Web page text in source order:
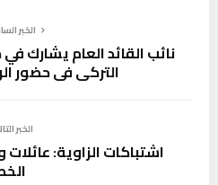
الخبر
نائب القائد العام يشارك
التركي في حضور
الخبر
اشتباكات الزاوية: